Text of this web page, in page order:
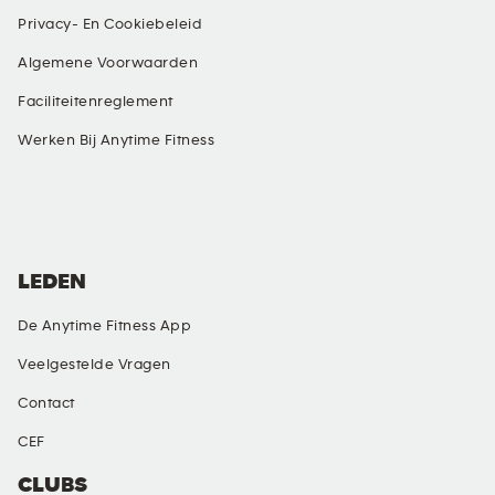
Privacy- En Cookiebeleid
Algemene Voorwaarden
Faciliteitenreglement
Werken Bij Anytime Fitness
CLUBS
LEDEN
De Anytime Fitness App
Veelgestelde Vragen
Contact
CEF